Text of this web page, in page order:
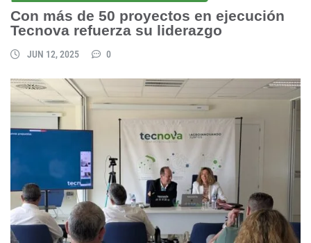
Con más de 50 proyectos en ejecución
Tecnova refuerza su liderazgo
JUN 12, 2025 0